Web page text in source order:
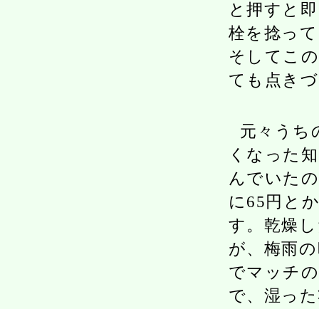
と押すと
栓を捻っ
そしてこ
ても点き
元々うち
くなった
んでいた
に65円と
す。乾燥
が、梅雨
でマッチ
で、湿っ